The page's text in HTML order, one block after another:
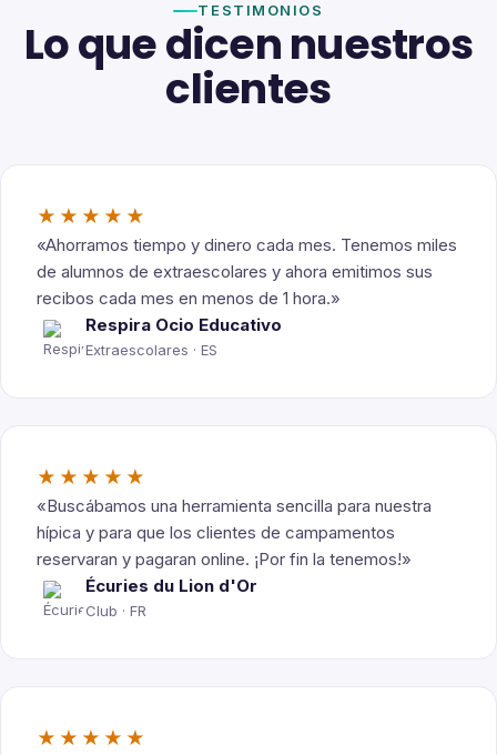
TESTIMONIOS
Lo que dicen nuestros
clientes
★★★★★
«Ahorramos tiempo y dinero cada mes. Tenemos miles
de alumnos de extraescolares y ahora emitimos sus
recibos cada mes en menos de 1 hora.»
Respira Ocio Educativo
Extraescolares · ES
★★★★★
«Buscábamos una herramienta sencilla para nuestra
hípica y para que los clientes de campamentos
reservaran y pagaran online. ¡Por fin la tenemos!»
Écuries du Lion d'Or
Club · FR
★★★★★